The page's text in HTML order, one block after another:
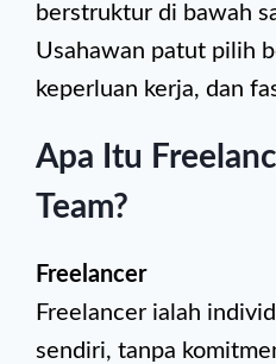
berstruktur di bawah
Usahawan patut pilih
keperluan kerja, dan
Apa Itu
Team?
Freelancer
Freelancer ialah
sendiri, tanpa